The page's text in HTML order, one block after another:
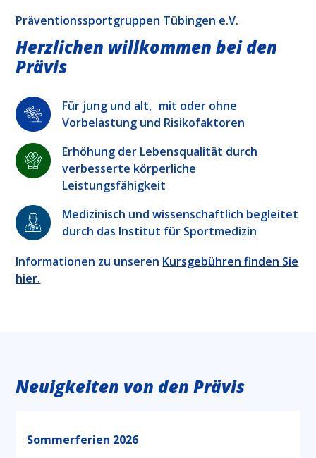
Präventionssportgruppen Tübingen e.V.
Herzlichen willkommen bei den
Prävis
Für jung und alt, mit oder ohne
Vorbelastung und Risikofaktoren
Erhöhung der Lebensqualität durch
verbesserte körperliche
Leistungsfähigkeit
Medizinisch und wissenschaftlich begleitet
durch das Institut für Sportmedizin
Informationen zu unseren Kursgebühren finden Sie
hier.
Neuigkeiten von den Prävis
Sommerferien 2026